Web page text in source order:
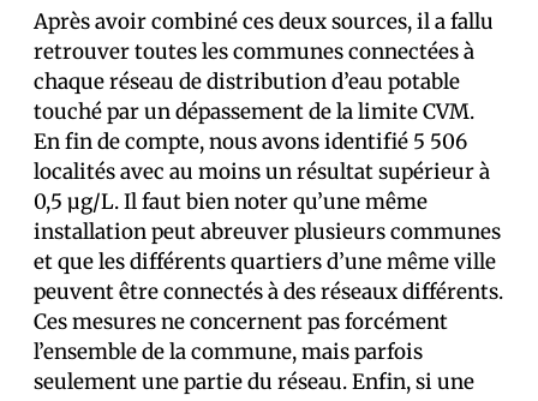
Après avoir combiné ces deux sources, il a fallu
retrouver toutes les communes connectées à
chaque réseau de distribution d’eau potable
touché par un dépassement de la limite CVM.
En fin de compte, nous avons identifié 5 506
localités avec au moins un résultat supérieur à
0,5 μg/L. Il faut bien noter qu’une même
installation peut abreuver plusieurs communes
et que les différents quartiers d’une même ville
peuvent être connectés à des réseaux différents.
Ces mesures ne concernent pas forcément
l’ensemble de la commune, mais parfois
seulement une partie du réseau. Enfin, si une